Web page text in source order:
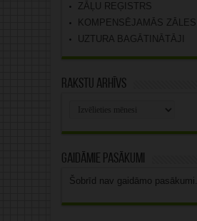
ZĀĻU REĢISTRS
KOMPENSĒJAMĀS ZĀLES
UZTURA BAGĀTINĀTĀJI
Rakstu arhīvs
Gaidāmie pasākumi
Šobrīd nav gaidāmo pasākumi.